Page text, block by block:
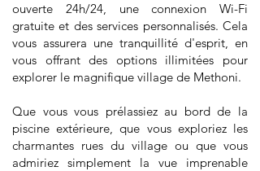
ouverte 24h/24, une connexion Wi-Fi
gratuite et des services personnalisés. Cela
vous assurera une tranquillité d'esprit, en
vous offrant des options illimitées pour
explorer le magnifique village de Methoni.
Que vous vous prélassiez au bord de la
piscine extérieure, que vous exploriez les
charmantes rues du village ou que vous
admiriez simplement la vue imprenable